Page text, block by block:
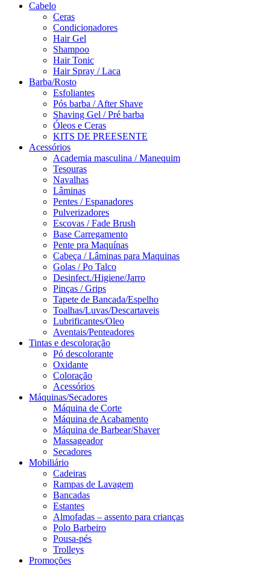
Cabelo
Ceras
Condicionadores
Hair Gel
Shampoo
Hair Tonic
Hair Spray / Laca
Barba/Rosto
Esfoliantes
Pós barba / After Shave
Shaving Gel / Pré barba
Óleos e Ceras
KITS DE PREESENTE
Acessórios
Academia masculina / Manequim
Tesouras
Navalhas
Lâminas
Pentes / Espanadores
Pulverizadores
Escovas / Fade Brush
Base Carregamento
Pente pra Maquínas
Cabeça / Lâminas para Maquinas
Golas / Po Talco
Desinfect./Higiene/Jarro
Pinças / Grips
Tapete de Bancada/Espelho
Toalhas/Luvas/Descartaveis
Lubrificantes/Oleo
Aventais/Penteadores
Tintas e descoloração
Pó descolorante
Oxidante
Coloração
Acessórios
Máquinas/Secadores
Máquina de Corte
Máquina de Acabamento
Máquina de Barbear/Shaver
Massageador
Secadores
Mobiliário
Cadeiras
Rampas de Lavagem
Bancadas
Estantes
Almofadas – assento para crianças
Polo Barbeiro
Pousa-pés
Trolleys
Promoções